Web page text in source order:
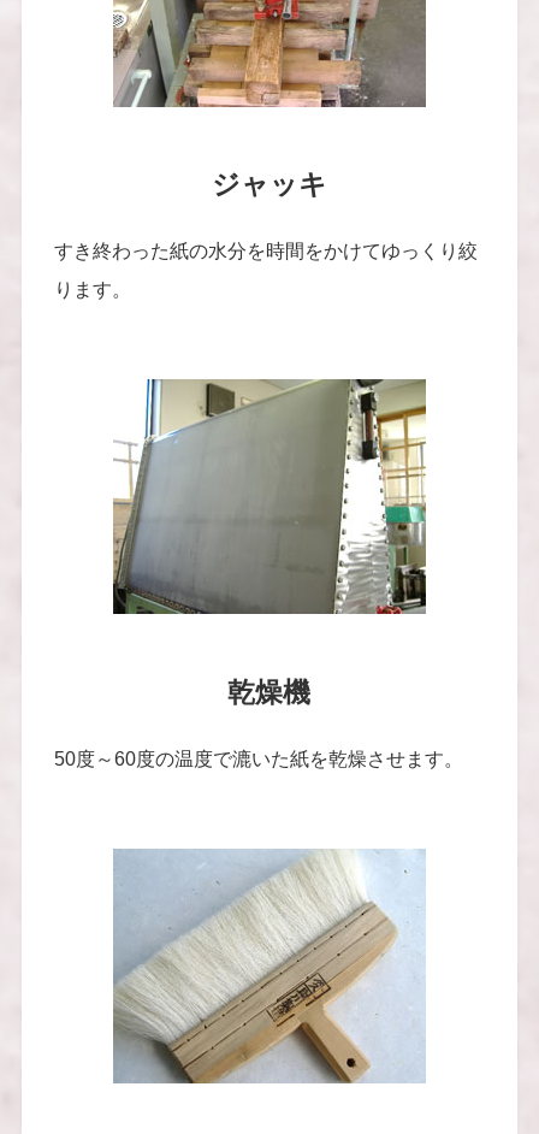
ジャッキ
すき終わった紙の水分を時間をかけてゆっくり絞
ります。
乾燥機
50度～60度の温度で漉いた紙を乾燥させます。